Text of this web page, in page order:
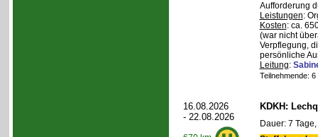
Aufforderung
Leistungen:
Kosten: ca.
(war nicht
Verpflegung,
persönliche
Leitung:
Teilnehmende:
16.08.2026
- 22.08.2026
KDKH:
Dauer: 7